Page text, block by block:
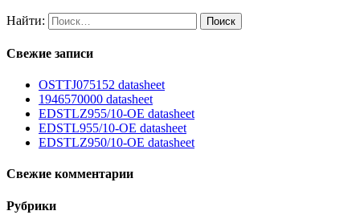
Найти:
Свежие записи
OSTTJ075152 datasheet
1946570000 datasheet
EDSTLZ955/10-OE datasheet
EDSTL955/10-OE datasheet
EDSTLZ950/10-OE datasheet
Свежие комментарии
Рубрики